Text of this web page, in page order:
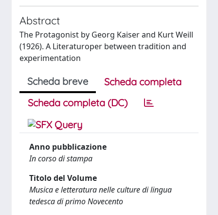
Abstract
The Protagonist by Georg Kaiser and Kurt Weill
(1926). A Literaturoper between tradition and
experimentation
Scheda breve
Scheda completa
Scheda completa (DC)
Anno pubblicazione
In corso di stampa
Titolo del Volume
Musica e letteratura nelle culture di lingua
tedesca di primo Novecento